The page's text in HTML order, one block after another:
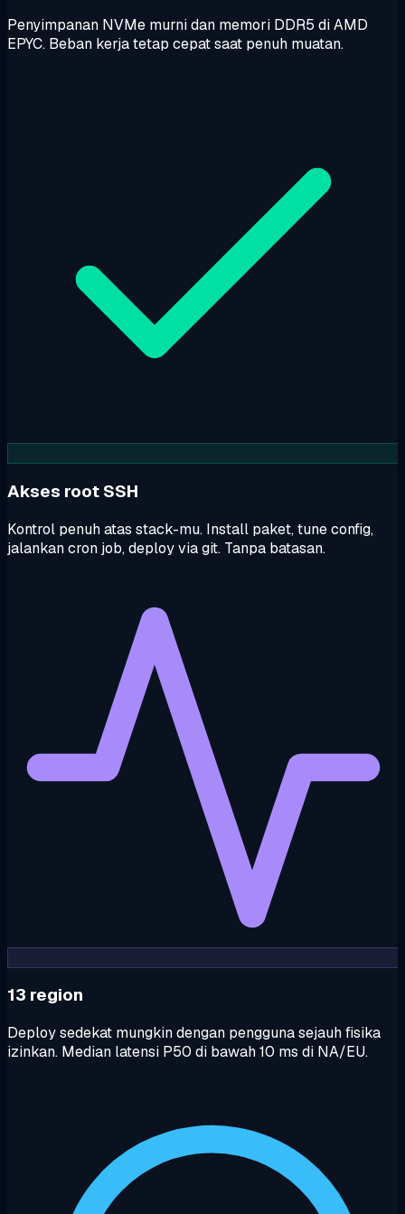
Penyimpanan NVMe murni dan memori DDR5 di AMD
EPYC. Beban kerja tetap cepat saat penuh muatan.
Akses root SSH
Kontrol penuh atas stack-mu. Install paket, tune config,
jalankan cron job, deploy via git. Tanpa batasan.
13 region
Deploy sedekat mungkin dengan pengguna sejauh fisika
izinkan. Median latensi P50 di bawah 10 ms di NA/EU.